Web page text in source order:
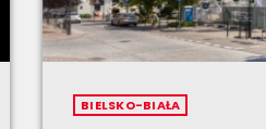
BIELSKO-BIAŁA